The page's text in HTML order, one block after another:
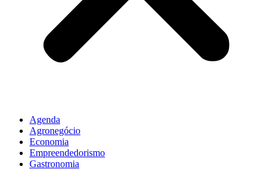
Agenda
Agronegócio
Economia
Empreendedorismo
Gastronomia